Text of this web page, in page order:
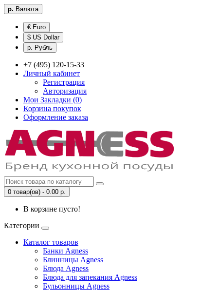
р. Валюта
€ Euro
$ US Dollar
р. Рубль
+7 (495) 120-15-33
Личный кабинет
Регистрация
Авторизация
Мои Закладки (0)
Корзина покупок
Оформление заказа
0 товар(ов) - 0.00 р.
В корзине пусто!
Категории
Каталог товаров
Банки Agness
Блинницы Agness
Блюда Agness
Блюда для запекания Agness
Бульонницы Agness